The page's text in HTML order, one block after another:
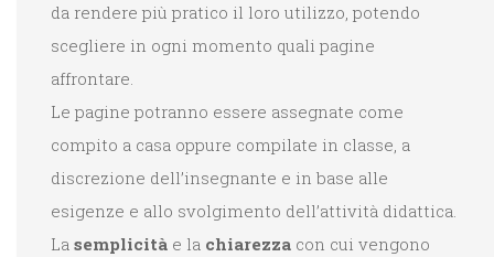
da rendere più pratico il loro utilizzo, potendo
scegliere in ogni momento quali pagine
affrontare.
Le pagine potranno essere assegnate come
compito a casa oppure compilate in classe, a
discrezione dell’insegnante e in base alle
esigenze e allo svolgimento dell’attività didattica.
La semplicità e la chiarezza con cui vengono